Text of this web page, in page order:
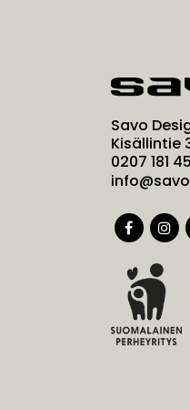
Savo
Kisällintie
0207 181